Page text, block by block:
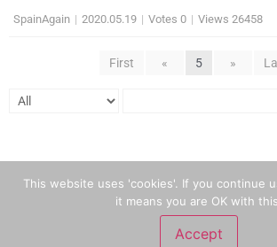
SpainAgain | 2020.05.19 | Votes 0 | Views 26458
First « 5 »
This website uses 'cookies'. If you continue
it means you are OK with
Accept